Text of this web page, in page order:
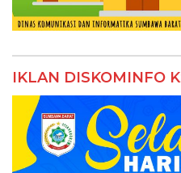
IKLAN DISKOMINFO